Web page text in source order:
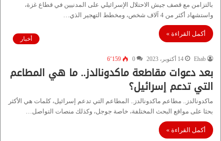
بالتزامن مع قصف جيش الاحتلال الإسرائيلي على المدنيين في قطاع غزة،
واستشهاد أكثر من 4 آلاف شخص، ومخطط التهجير الذي…
أكمل القراءة »
أخبار
Ehab 14 أكتوبر، 2023 0 6٬159
بعد دعوات مقاطعة ماكدونالدز.. ما هي المطاعم
التي تدعم إسرائيل؟
ماكدونالدز.. مطاعم ماكدونالدز.. المطاعم التي تدعم إسرائيل، كلمات هي الأكثر
بحثا على مواقع البحث المختلفة، خاصة جوجل، وكذلك منصات التواصل…
أكمل القراءة »